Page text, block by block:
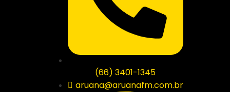
(66) 3401-1345
aruana@aruanafm.com.br